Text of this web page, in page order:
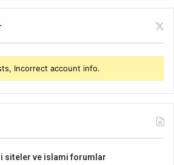
Incorrect account info.
siteler ve islami forumlar